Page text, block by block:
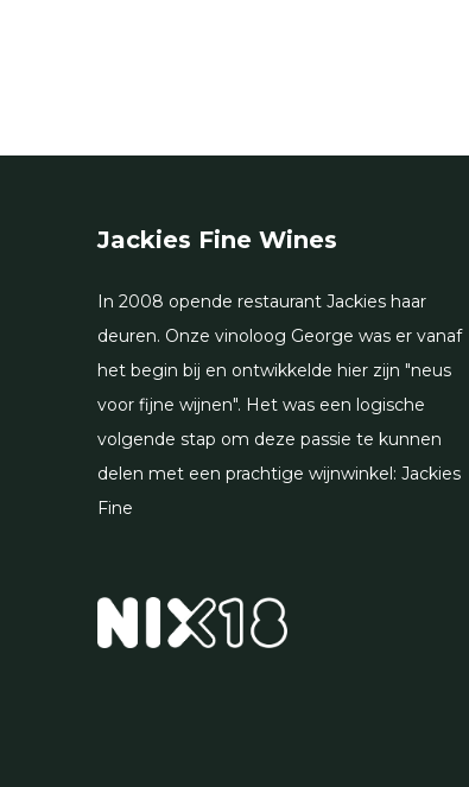
Jackies Fine Wines
In 2008 opende restaurant Jackies haar
deuren. Onze vinoloog George was er vanaf
het begin bij en ontwikkelde hier zijn "neus
voor fijne wijnen". Het was een logische
volgende stap om deze passie te kunnen
delen met een prachtige wijnwinkel: Jackies
Fine